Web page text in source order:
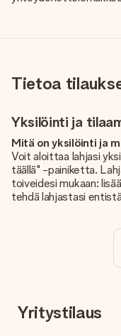
Tietoa
Yksilöinti ja
Mitä on yksilöinti ja
Voit aloittaa lahjasi
täällä" -painiketta.
toiveidesi mukaan:
tehdä lahjastasi
Sisältyykö yksilöinti
Sivustolla näkyvä
Haluamme
Siksi on tärkeää
Yritystilaus